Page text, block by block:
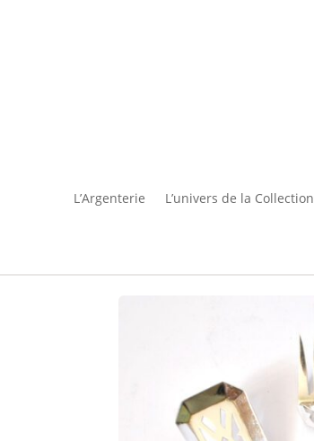
L’Argenterie L’univers de la Collection